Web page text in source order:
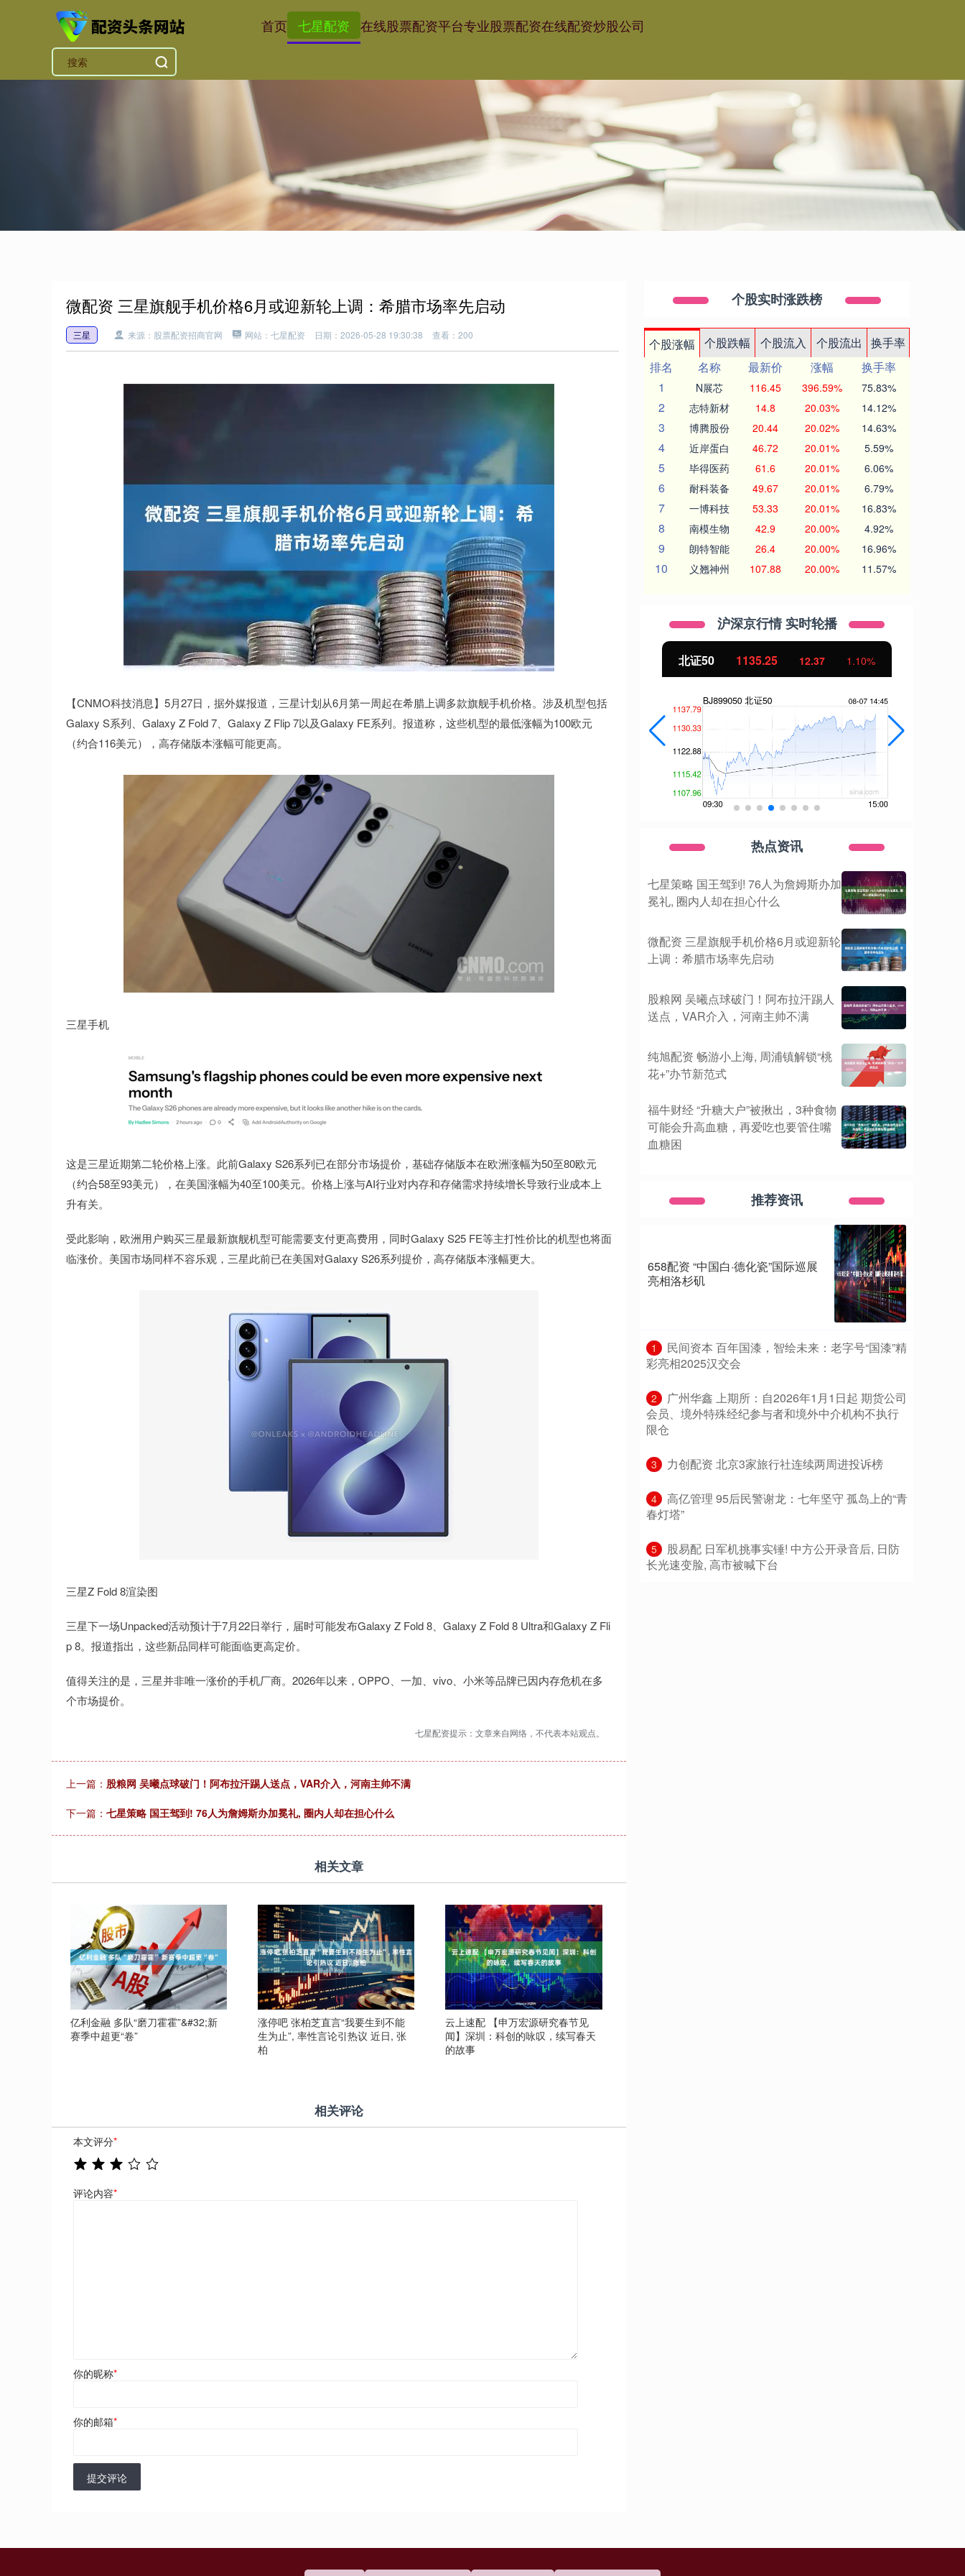
首页 七星配资 在线股票配资平台专业股票配资在线配资炒股公司
微配资 三星旗舰手机价格6月或迎新轮上调：希腊市场率先启动
三星 来源：股票配资招商官网 网站：七星配资 日期：2026-05-28 19:30:38 查看：200
【CNMO科技消息】5月27日，据外媒报道，三星计划从6月第一周起在希腊上调多款旗舰手机价格。涉及机型包括
Galaxy S系列、Galaxy Z Fold 7、Galaxy Z Flip 7以及Galaxy FE系列。报道称，这些机型的最低涨幅为100欧元
（约合116美元），高存储版本涨幅可能更高。
三星手机
这是三星近期第二轮价格上涨。此前Galaxy S26系列已在部分市场提价，基础存储版本在欧洲涨幅为50至80欧元
（约合58至93美元），在美国涨幅为40至100美元。价格上涨与AI行业对内存和存储需求持续增长导致行业成本上
升有关。
受此影响，欧洲用户购买三星最新旗舰机型可能需要支付更高费用，同时Galaxy S25 FE等主打性价比的机型也将面
临涨价。美国市场同样不容乐观，三星此前已在美国对Galaxy S26系列提价，高存储版本涨幅更大。
三星Z Fold 8渲染图
三星下一场Unpacked活动预计于7月22日举行，届时可能发布Galaxy Z Fold 8、Galaxy Z Fold 8 Ultra和Galaxy Z Fli
p 8。报道指出，这些新品同样可能面临更高定价。
值得关注的是，三星并非唯一涨价的手机厂商。2026年以来，OPPO、一加、vivo、小米等品牌已因内存危机在多
个市场提价。
七星配资提示：文章来自网络，不代表本站观点。
上一篇： 股粮网 吴曦点球破门！阿布拉汗踢人送点，VAR介入，河南主帅不满
下一篇： 七星策略 国王驾到! 76人为詹姆斯办加冕礼, 圈内人却在担心什么
相关文章
亿利金融 多队“磨刀霍霍”&#32;新
赛季中超更“卷”
涨停吧 张柏芝直言“我要生到不能
生为止”, 率性言论引热议 近日, 张
柏
云上速配 【申万宏源研究春节见
闻】深圳：科创的咏叹，续写春天
的故事
相关评论
本文评分*
评论内容*
你的昵称*
你的邮箱*
提交评论
个股实时涨跌榜
个股涨幅 个股跌幅 个股流入 个股流出
换手率
排名
名称 最新价 涨幅
换手率
1
N展芯 116.45 396.59% 75.83%
2 志特新材 14.8 20.03% 14.12%
3 博腾股份 20.44 20.02% 14.63%
4 近岸蛋白 46.72 20.01% 5.59%
5 毕得医药 61.6 20.01% 6.06%
6 耐科装备 49.67 20.01% 6.79%
7 一博科技 53.33 20.01% 16.83%
8 南模生物 42.9 20.00% 4.92%
9 朗特智能 26.4 20.00% 16.96%
10 义翘神州 107.88 20.00% 11.57%
沪深京行情 实时轮播
深证成指 14300.02 189.90 1.35% 沪深300 4690.04 38.73 北证50 1135.25 12.37 1.10%
热点资讯
七星策略 国王驾到! 76人为詹姆斯办加
冕礼, 圈内人却在担心什么
微配资 三星旗舰手机价格6月或迎新轮
上调：希腊市场率先启动
股粮网 吴曦点球破门！阿布拉汗踢人
送点，VAR介入，河南主帅不满
纯旭配资 畅游小上海, 周浦镇解锁“桃
花+”办节新范式
福牛财经 “升糖大户”被揪出，3种食物
可能会升高血糖，再爱吃也要管住嘴
血糖困
推荐资讯
658配资 “中国白·德化瓷”国际巡展
亮相洛杉矶
1
​民间资本 百年国漆，智绘未来：老字号“国漆”精
彩亮相2025汉交会
2
​广州华鑫 上期所：自2026年1月1日起 期货公司
会员、境外特殊经纪参与者和境外中介机构不执行
限仓
3 ​力创配资 北京3家旅行社连续两周进投诉榜
4
​高亿管理 95后民警谢龙：七年坚守 孤岛上的“青
春灯塔”
5
​股易配 日军机挑事实锤! 中方公开录音后, 日防
长光速变脸, 高市被喊下台